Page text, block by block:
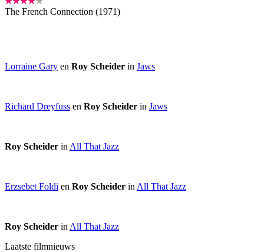
The French Connection (1971)
Lorraine Gary en Roy Scheider in Jaws
Richard Dreyfuss en Roy Scheider in Jaws
Roy Scheider in All That Jazz
Erzsebet Foldi en Roy Scheider in All That Jazz
Roy Scheider in All That Jazz
Laatste filmnieuws